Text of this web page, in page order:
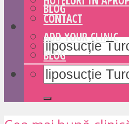
BLOG
CONTACT
ADD YOUR CLINIC
BLOG